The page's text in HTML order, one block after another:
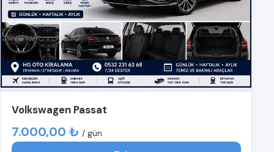
Volkswagen Passat
7.000,00 ₺ / gün